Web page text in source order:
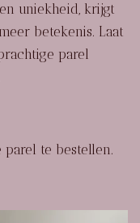
uniekheid, krijgt
betekenis. Laat
parel
te bestellen.